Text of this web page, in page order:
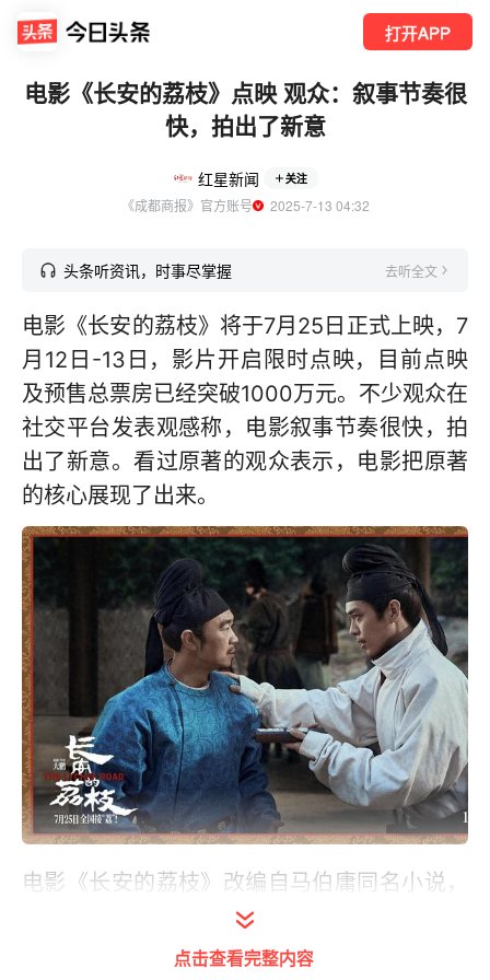
打开APP
电影《长安的荔枝》点映 观众：叙事节奏很
快，拍出了新意
红星新闻 关注
《成都商报》官方账号
  2025-7-13 04:32
头条听资讯，时事尽掌握 去听全文
电影《长安的荔枝》将于7月25日正式上映，7
月12日-13日，影片开启限时点映，目前点映
及预售总票房已经突破1000万元。不少观众在
社交平台发表观感称，电影叙事节奏很快，拍
出了新意。看过原著的观众表示，电影把原著
的核心展现了出来。
电影《长安的荔枝》改编自马伯庸同名小说，
讲述天宝年间“荔枝使”李善德（大鹏 饰）奉命
运送荔枝的艰难历程。初抵岭南，李善德即遭
点击查看完整内容